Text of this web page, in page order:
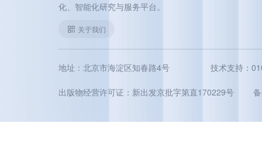
化、智能化研究与服务平台。
关于我们
地址：北京市海淀区知春路4号 技术支持：
出版物经营许可证：新出发京批字第直170229号